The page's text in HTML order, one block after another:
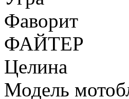
Фаворит
ФАЙТЕР
Целина
Модель